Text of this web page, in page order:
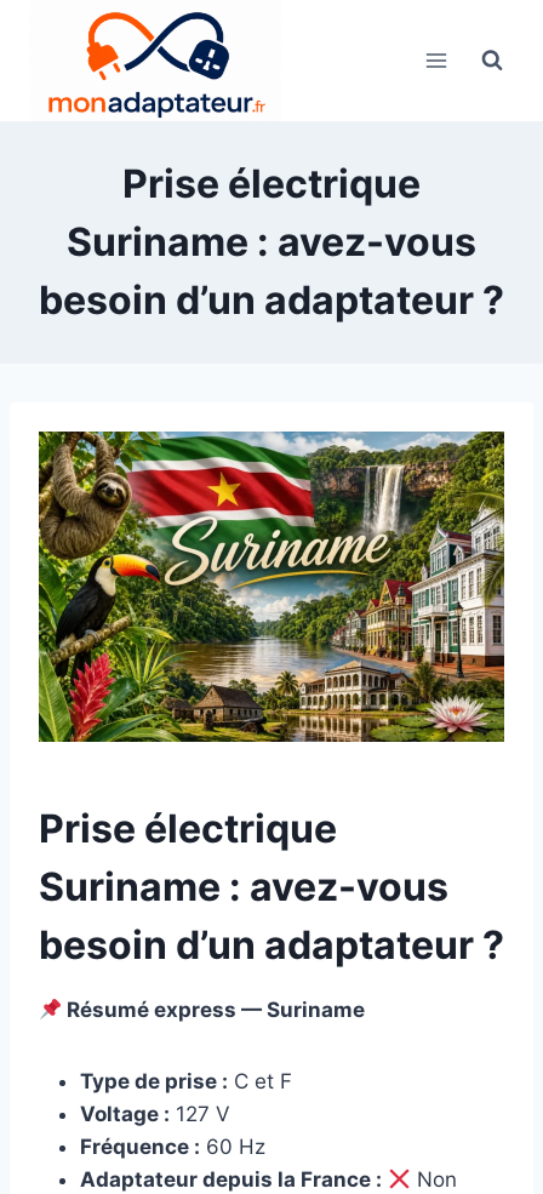
Prise électrique
Suriname : avez-vous
besoin d’un adaptateur ?
Prise électrique
Suriname : avez-vous
besoin d’un adaptateur ?
Résumé express — Suriname
Type de prise : C et F
Voltage : 127 V
Fréquence : 60 Hz
Adaptateur depuis la France :
Non